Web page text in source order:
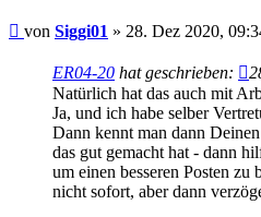
Beitrag
von Siggi01 » 28. Dez 2020,
ER04-20 hat geschrieben:
Natürlich hat das auch mit
Ja, und ich habe selber
Dann kennt man dann
das gut gemacht hat - dann
um einen besseren Posten
nicht sofort, aber dann